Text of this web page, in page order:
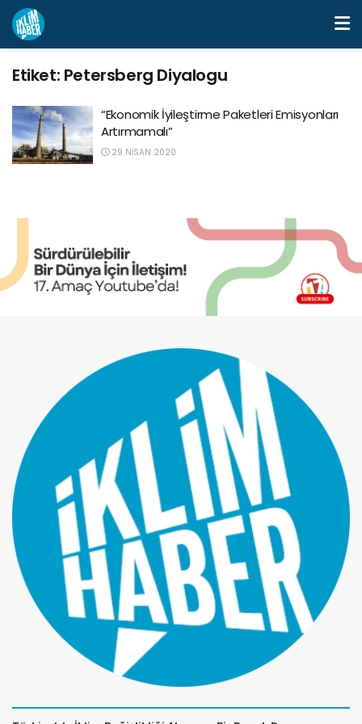
Etiket: Petersberg Diyalogu
“Ekonomik İyileştirme Paketleri Emisyonları
Artırmamalı”
29 NISAN 2020